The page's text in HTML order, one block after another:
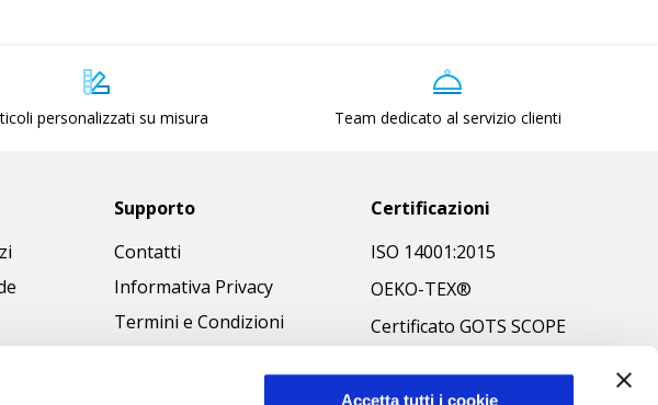
Accetta tutti i cookie
personalizzati su misura Team dedicato al servizio clienti
Supporto
Contatti
Informativa Privacy
Termini e Condizioni
Certificazioni
ISO 14001:2015
OEKO-TEX®
Certificato GOTS SCOPE